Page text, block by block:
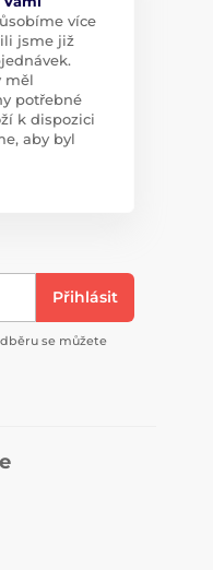
více
jsme již
měl
potřebné
k dispozici
aby byl
Přihlásit
se můžete